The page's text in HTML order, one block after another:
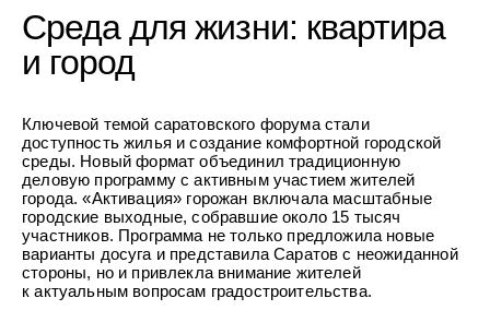
Среда для жизни: квартира
и город
Ключевой темой саратовского форума стали
доступность жилья и создание комфортной городской
среды. Новый формат объединил традиционную
деловую программу с активным участием жителей
города. «Активация» горожан включала масштабные
городские выходные, собравшие около 15 тысяч
участников. Программа не только предложила новые
варианты досуга и представила Саратов с неожиданной
стороны, но и привлекла внимание жителей
к актуальным вопросам градостроительства.